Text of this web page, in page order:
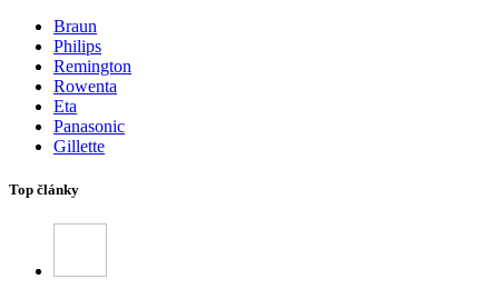
Braun
Philips
Remington
Rowenta
Eta
Panasonic
Gillette
Top články